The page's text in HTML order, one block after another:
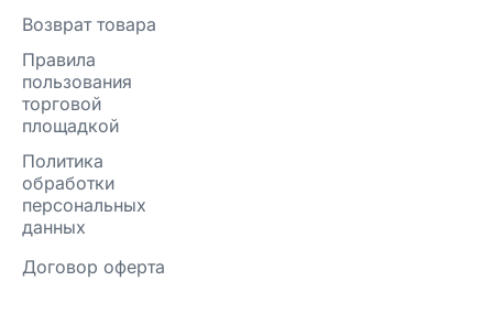
Возврат товара
Правила
пользования
торговой
площадкой
Политика
обработки
персональных
данных
Договор оферта